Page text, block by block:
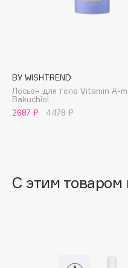
Banderas
Basicare
beautyblender
BY WISHTREND
Лосьон для тела Vitamin A-
Bakuchiol
2687 ₽
4478 ₽
С этим товаром